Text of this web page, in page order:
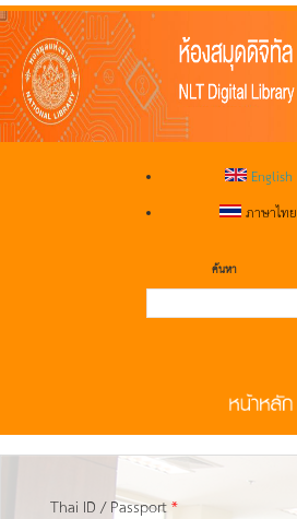
English
ภาษาไทย
ค้นหา
Thai ID / Passport*